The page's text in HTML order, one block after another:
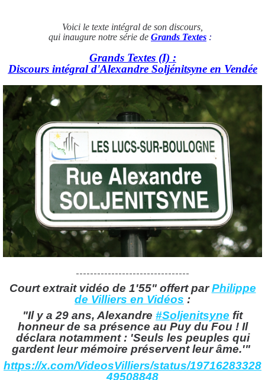
Voici le texte intégral de son discours,
qui inaugure notre série de Grands Textes :
Grands Textes (I) :
Discours intégral d'Alexandre Soljénitsyne en Vendée
--------------------------------
Court extrait vidéo de 1'55" offert parPhilippe
de Villiers en Vidéos :
"Il y a 29 ans, Alexandre #Soljenitsyne fit
honneur de sa présence au Puy du Fou ! Il
déclara notamment : 'Seuls les peuples qui
gardent leur mémoire préservent leur âme.'"
https://x.com/VideosVilliers/status/19716283328
49508848